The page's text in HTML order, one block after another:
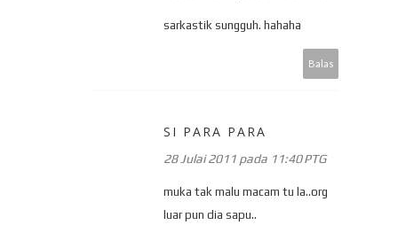
sarkastik sungguh. hahaha
Balas
SI PARA PARA
28 Julai 2011 pada 11:40 PTG
muka tak malu macam tu la..org
luar pun dia sapu..